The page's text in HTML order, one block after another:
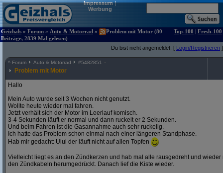
Impressum|
Werbung
Geizhals » Forum » Auto & Motorrad »
Problem mit Motor (80
Beiträge, 2839 Mal gelesen)
Top-100 | Fresh-100
Du bist nicht angemeldet. [ Login/Registrieren ]
^ Forum Auto & Motorrad #5482851
Problem mit Motor
Hallo
Mein Auto wurde seit 3 Wochen nicht genutzt.
Wollte heute wieder mal fahren.
Jetzt verhält sich der Motor im Leerlauf komisch.
3-4 Sekunden läuft er normal und dann ruckelt er 2 Sekunden.
Und beim Fahren ist die Gasannahme auch sehr ruckelig.
Ich hatte das Problem schon einmal nach einer längeren Standphase.
Hab mir gedacht: Uiui der läuft nicht auf allen Topfen
Vielleicht liegt es an den Zündkerzen und hab mal alle rausgedreht und
den Zündkabeln herumgedrückt. Danach lief die Kiste wieder.